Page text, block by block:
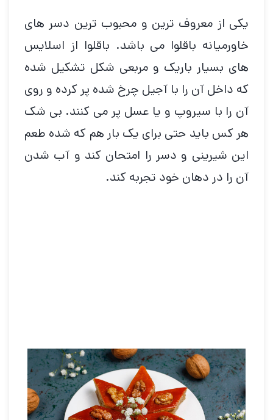
یکی از معروف ترین و محبوب ترین دسر های
خاورمیانه باقلوا می باشد. باقلوا از اسلایس
های بسیار باریک و مربعی شکل تشکیل شده
که داخل آن را با آجیل چرخ شده پر کرده و روی
آن را با سیروپ و یا عسل پر می کنند. بی شک
هر کس باید حتی برای یک بار هم که شده طعم
این شیرینی و دسر را امتحان کند و آب شدن
آن را در دهان خود تجربه کند.